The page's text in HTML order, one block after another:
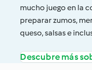
mucho juego en la
preparar zumos,
queso, salsas e
Descubre más